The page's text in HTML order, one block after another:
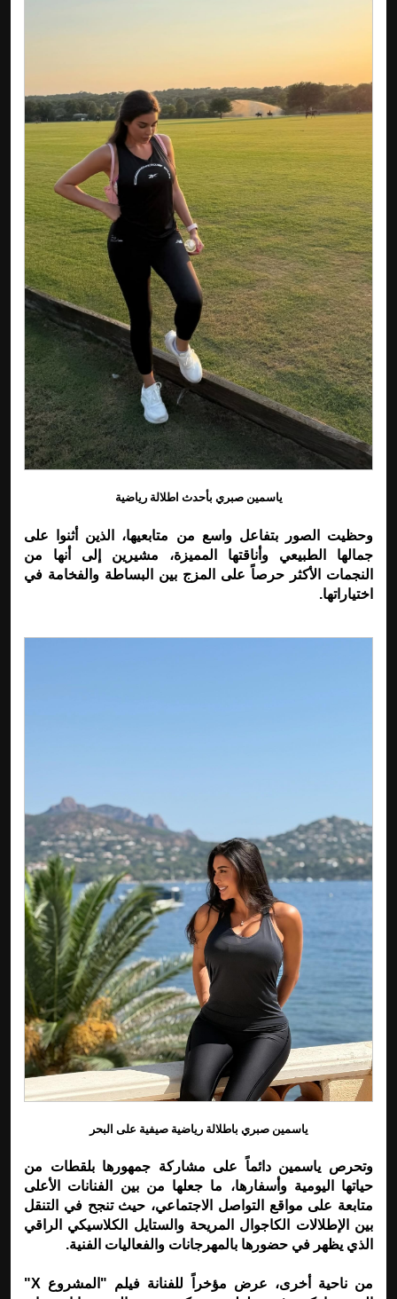
ياسمين صبري بأحدث اطلالة رياضية
وحظيت الصور بتفاعل واسع من متابعيها، الذين أثنوا على
جمالها الطبيعي وأناقتها المميزة، مشيرين إلى أنها من
النجمات الأكثر حرصاً على المزج بين البساطة والفخامة في
اختياراتها.
ياسمين صبري باطلالة رياضية صيفية على البحر
وتحرص ياسمين دائماً على مشاركة جمهورها بلقطات من
حياتها اليومية وأسفارها، ما جعلها من بين الفنانات الأعلى
متابعة على مواقع التواصل الاجتماعي، حيث تنجح في التنقل
بين الإطلالات الكاجوال المريحة والستايل الكلاسيكي الراقي
الذي يظهر في حضورها بالمهرجانات والفعاليات الفنية.
من ناحية أخرى، عرض مؤخراً للفنانة فيلم "المشروع X"